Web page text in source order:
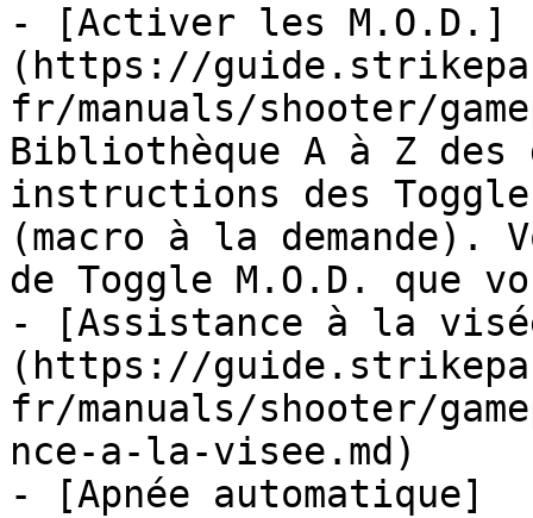
- [Activer les M.O.D.]
(https://
fr/manuals/shooter/
Bibliothèque A à Z
instructions des Toggle
(macro à la demande).
de Toggle M.O.D. que
- [Assistance à la
(https://
fr/manuals/shooter/
nce-a-la-visee.md)
- [Apnée automatique]